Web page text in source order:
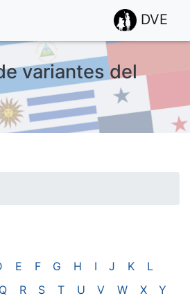
DVE
variantes del
estadísticas de las visitas.
E F G H I J K
L
Q R S T U V W X
Y